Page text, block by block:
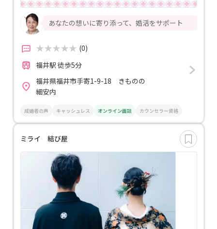
あなたの想いに寄り添って、婚活をサポート
(0)
福井駅 徒歩5分
福井県福井市手寄1-9-18 きものの
細安内
成婚者の声 キャッシュレス オンライン面談 カウンセラー資格
ミライ 結び屋